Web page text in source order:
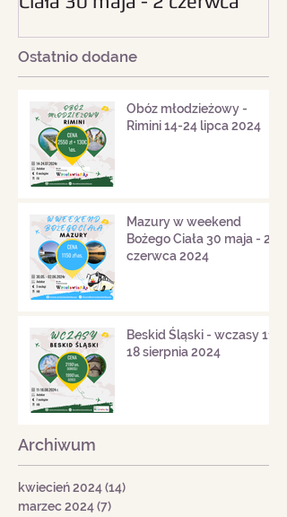
Ostatnio dodane
Obóz młodzieżowy -
Rimini 14-24 lipca 2024
Mazury w weekend
Bożego Ciała 30 maja - 2
czerwca 2024
Beskid Śląski - wczasy 11-
18 sierpnia 2024
Archiwum
kwiecień 2024(14)
marzec 2024(7)